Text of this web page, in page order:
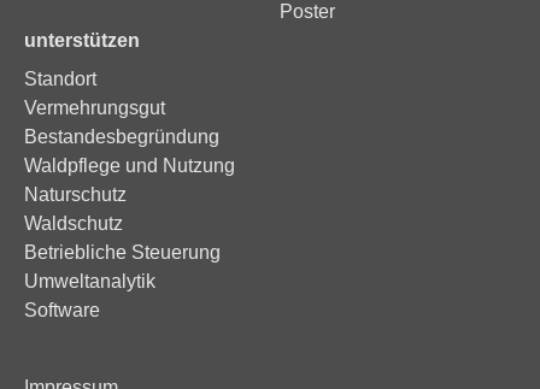
Poster
unterstützen
Standort
Vermehrungsgut
Bestandesbegründung
Waldpflege und Nutzung
Naturschutz
Waldschutz
Betriebliche Steuerung
Umweltanalytik
Software